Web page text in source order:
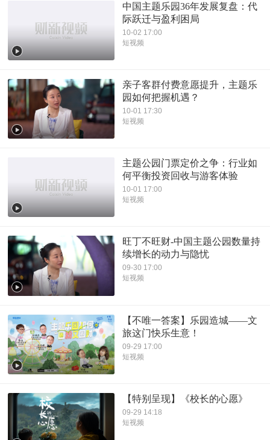
中国主题乐园36年发展复盘：代
际跃迁与盈利困局
10-02 17:00
短视频
亲子客群付费意愿提升，主题乐
园如何把握机遇？
10-01 17:30
短视频
主题公园门票定价之争：行业如
何平衡投资回收与游客体验
10-01 17:00
短视频
旺丁不旺财-中国主题公园数量持
续增长的动力与隐忧
09-30 17:00
短视频
【不唯一答案】乐园造城——文
旅这门快乐生意！
09-29 17:00
短视频
【特别呈现】《校长的心愿》
09-29 14:18
短视频